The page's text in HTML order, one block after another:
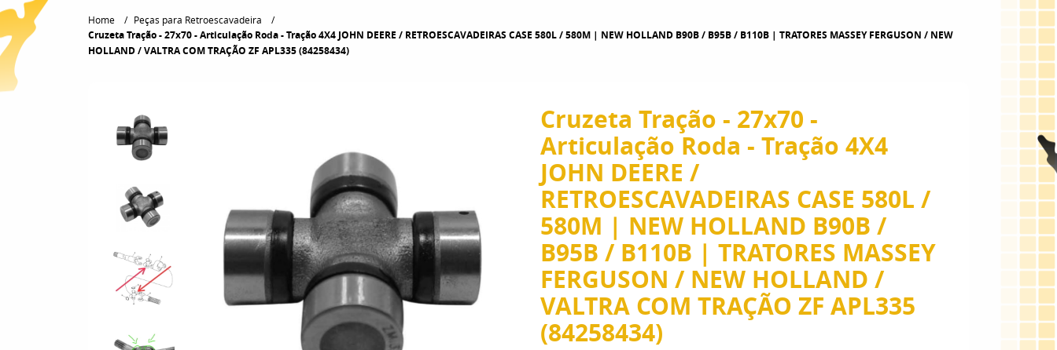
Home Peças para Retroescavadeira
Cruzeta Tração - 27x70 - Articulação Roda - Tração 4X4 JOHN DEERE / RETROESCAVADEIRAS CASE 580L / 580M | NEW HOLLAND B90B / B95B / B110B | TRATORES MASSEY FERGUSON / NEW
HOLLAND / VALTRA COM TRAÇÃO ZF APL335 (84258434)
Cruzeta Tração - 27x70 -
Articulação Roda - Tração 4X4
JOHN DEERE /
RETROESCAVADEIRAS CASE 580L /
580M | NEW HOLLAND B90B /
B95B / B110B | TRATORES MASSEY
FERGUSON / NEW HOLLAND /
VALTRA COM TRAÇÃO ZF APL335
(84258434)